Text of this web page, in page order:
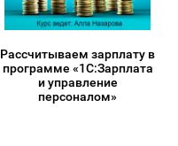
Рассчитываем зарплату в
программе «1С:Зарплата
и управление
персоналом»